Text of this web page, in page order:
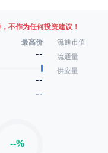
不作为任何投资建议！
最高价
--
--
--
流通市值
流通量
供应量